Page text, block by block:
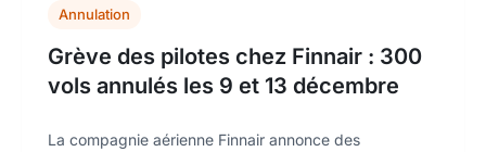
Annulation
Grève des pilotes chez Finnair : 300
vols annulés les 9 et 13 décembre
La compagnie aérienne Finnair annonce des